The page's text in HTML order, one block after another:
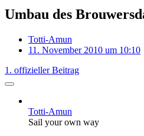
Umbau des
Totti-Amun
11. November 2010 um 10:10
1. offizieller Beitrag
Totti-Amun
Sail your own way